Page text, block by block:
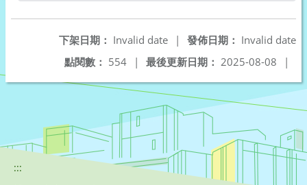
發佈日期： Invalid date
下架日期： Invalid date
|
最後更新日期： 2025-08-08 |
點閱數： 554 |
:::